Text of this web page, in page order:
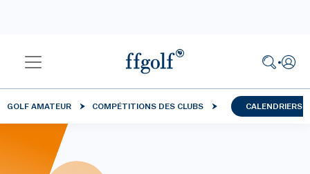
GOLF AMATEUR COMPÉTITIONS DES CLUBS CALENDRIERS